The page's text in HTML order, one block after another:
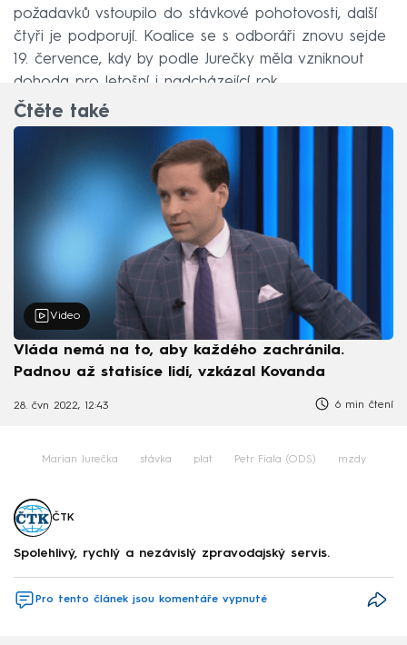
požadavků vstoupilo do stávkové pohotovosti, další
čtyři je podporují. Koalice se s odboráři znovu sejde
19. července, kdy by podle Jurečky měla vzniknout
dohoda pro letošní i nadcházející rok.
Čtěte také
Video
Vláda nemá na to, aby každého zachránila.
Padnou až statisíce lidí, vzkázal Kovanda
28. čvn 2022, 12:43 6 min čtení
Marian Jurečka stávka plat Petr Fiala (ODS) mzdy
ČTK
Spolehlivý, rychlý a nezávislý zpravodajský servis.
Pro tento článek jsou komentáře vypnuté